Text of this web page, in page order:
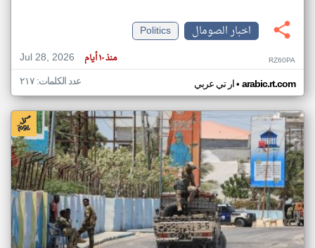
اخبار الصومال
Politics
Jul 28, 2026
منذ ١٠ أيام RZ60PA
ار تي عربي• arabic.rt.com عدد الكلمات: ٢١٧